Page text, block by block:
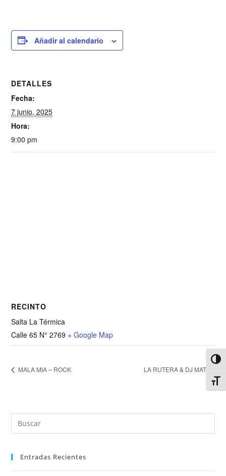
Añadir al calendario
DETALLES
Fecha:
7 junio, 2025
Hora:
9:00 pm
RECINTO
Salta La Térmica
Calle 65 N° 2769 + Google Map
MALA MIA – ROCK LA RUTERA & DJ MATI
Entradas Recientes